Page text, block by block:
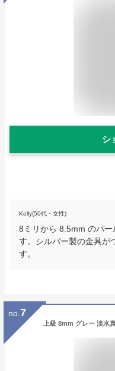
シ
Kelly(50代・女性)
8ミリから 8.5mm のパ
す。シルバー製の金具が
す。
no. 7